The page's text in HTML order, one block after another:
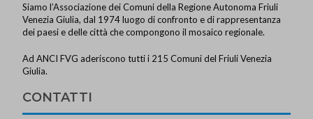
Siamo l’Associazione dei Comuni della Regione Autonoma Friuli
Venezia Giulia, dal 1974 luogo di confronto e di rappresentanza
dei paesi e delle città che compongono il mosaico regionale.
Ad ANCI FVG aderiscono tutti i 215 Comuni del Friuli Venezia
Giulia.
CONTATTI